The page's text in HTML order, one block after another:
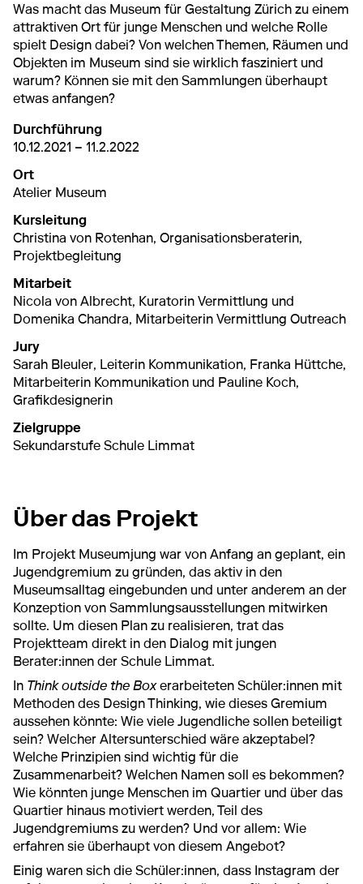
Was macht das Museum für Gestaltung Zürich zu einem
attraktiven Ort für junge Menschen und welche Rolle
spielt Design dabei? Von welchen Themen, Räumen und
Objekten im Museum sind sie wirklich fasziniert und
warum? Können sie mit den Sammlungen überhaupt
etwas anfangen?
Durchführung
10.12.2021 – 11.2.2022
Ort
Atelier Museum
Kursleitung
Christina von Rotenhan, Organisationsberaterin,
Projektbegleitung
Mitarbeit
Nicola von Albrecht, Kuratorin Vermittlung und
Domenika Chandra, Mitarbeiterin Vermittlung Outreach
Jury
Sarah Bleuler, Leiterin Kommunikation, Franka Hüttche,
Mitarbeiterin Kommunikation und Pauline Koch,
Grafikdesignerin
Zielgruppe
Sekundarstufe Schule Limmat
Über das Projekt
Im Projekt Museumjung war von Anfang an geplant, ein
Jugendgremium zu gründen, das aktiv in den
Museumsalltag eingebunden und unter anderem an der
Konzeption von Sammlungsausstellungen mitwirken
sollte. Um diesen Plan zu realisieren, trat das
Projektteam direkt in den Dialog mit jungen
Berater:innen der Schule Limmat.
In Think outside the Boxerarbeiteten Schüler:innen mit
Methoden des Design Thinking, wie dieses Gremium
aussehen könnte: Wie viele Jugendliche sollen beteiligt
sein? Welcher Altersunterschied wäre akzeptabel?
Welche Prinzipien sind wichtig für die
Zusammenarbeit? Welchen Namen soll es bekommen?
Wie könnten junge Menschen im Quartier und über das
Quartier hinaus motiviert werden, Teil des
Jugendgremiums zu werden? Und vor allem: Wie
erfahren sie überhaupt von diesem Angebot?
Einig waren sich die Schüler:innen, dass Instagram der